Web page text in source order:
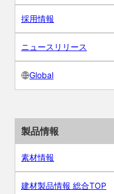
採用情報
ニュースリリース
Global
製品情報
素材情報
建材製品情報 総合TOP